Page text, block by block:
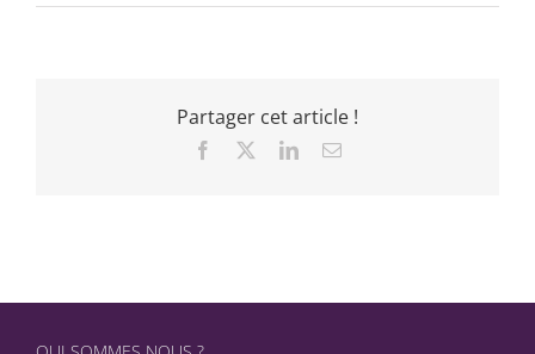
Partager cet article !
Facebook LinkedInEmail